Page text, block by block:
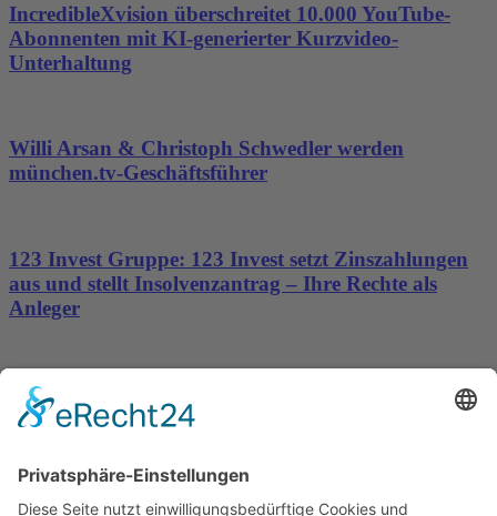
IncredibleXvision überschreitet 10.000 YouTube-
Abonnenten mit KI-generierter Kurzvideo-
Unterhaltung
Willi Arsan & Christoph Schwedler werden
münchen.tv-Geschäftsführer
123 Invest Gruppe: 123 Invest setzt Zinszahlungen
aus und stellt Insolvenzantrag – Ihre Rechte als
Anleger
Dronus sichert sich 15 Millionen Dollar und treibt
den Aufbau autonomer Luftinfrastruktur voran
Wichtiges
Impressum